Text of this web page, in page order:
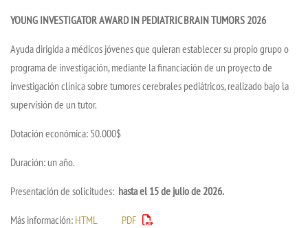
YOUNG INVESTIGATOR AWARD IN PEDIATRIC BRAIN TUMORS 2026
Ayuda dirigida a médicos jóvenes que quieran establecer su propio grupo o
programa de investigación, mediante la financiación de un proyecto de
investigación clínica sobre tumores cerebrales pediátricos, realizado bajo la
supervisión de un tutor.
Dotación económica: 50.000$
Duración: un año.
Presentación de solicitudes: hasta el 15 de julio de 2026.
Más información: HTML PDF